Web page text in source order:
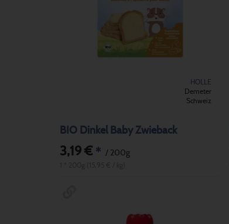
HOLLE
Demeter
Schweiz
BIO Dinkel Baby Zwieback
3,19 € * / 200g